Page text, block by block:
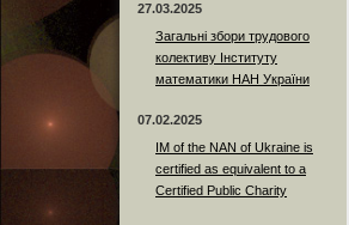
27.03.2025
Загальні збори трудового
колективу Інституту
математики НАН України
07.02.2025
IM of the NAN of Ukraine is
certified as equivalent to a
Certified Public Charity